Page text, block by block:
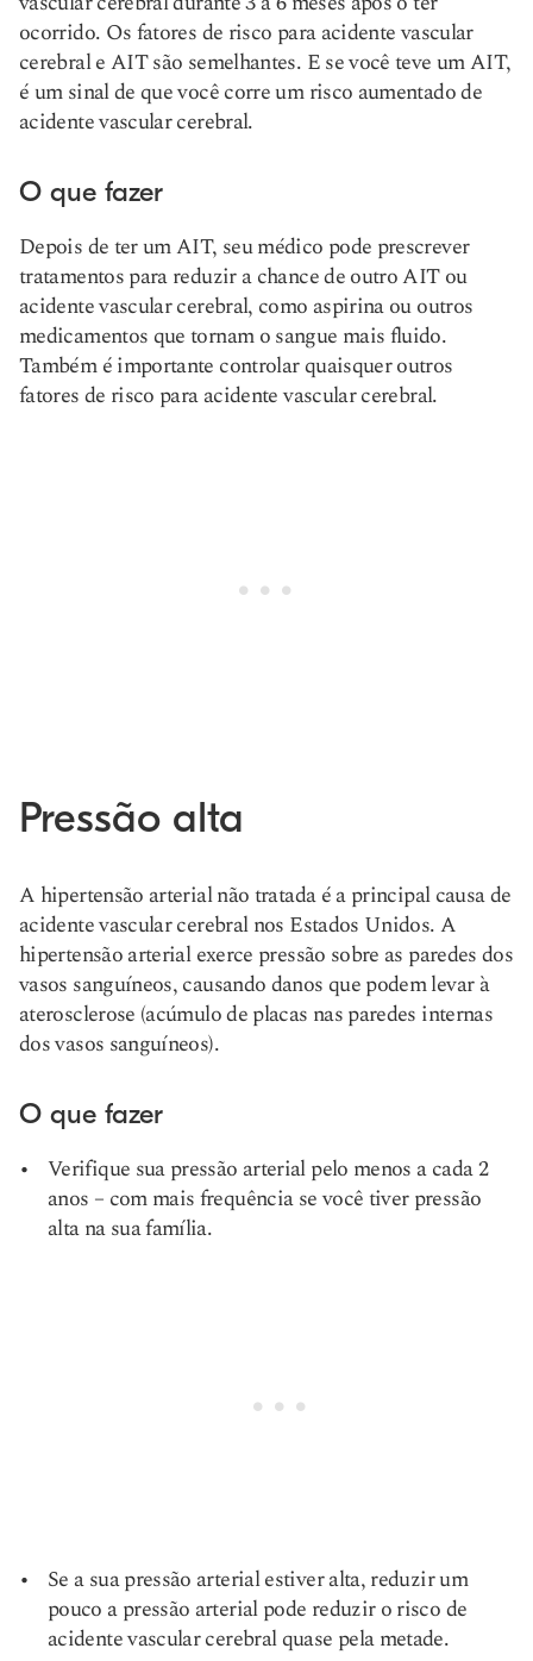
ocorrido. Os fatores de risco para acidente vascular
cerebral e AIT são semelhantes. E se você teve um AIT,
é um sinal de que você corre um risco aumentado de
acidente vascular cerebral.
O que fazer
Depois de ter um AIT, seu médico pode prescrever
tratamentos para reduzir a chance de outro AIT ou
acidente vascular cerebral, como aspirina ou outros
medicamentos que tornam o sangue mais fluido.
Também é importante controlar quaisquer outros
fatores de risco para acidente vascular cerebral.
Pressão alta
A hipertensão arterial não tratada é a principal causa de
acidente vascular cerebral nos Estados Unidos. A
hipertensão arterial exerce pressão sobre as paredes dos
vasos sanguíneos, causando danos que podem levar à
aterosclerose (acúmulo de placas nas paredes internas
dos vasos sanguíneos).
O que fazer
Verifique sua pressão arterial pelo menos a cada 2
anos – com mais frequência se você tiver pressão
alta na sua família.
Se a sua pressão arterial estiver alta, reduzir um
pouco a pressão arterial pode reduzir o risco de
acidente vascular cerebral quase pela metade.